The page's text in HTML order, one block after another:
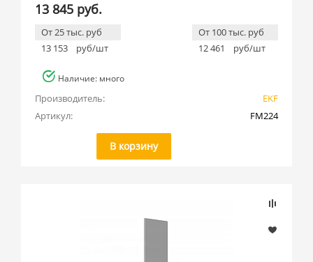
13 845 руб.
От 25 тыс. руб
13 153
руб/шт
От 100 тыс. руб
12 461
руб/шт
Наличие: много
Производитель:
EKF
Артикул:
FM224
В корзину